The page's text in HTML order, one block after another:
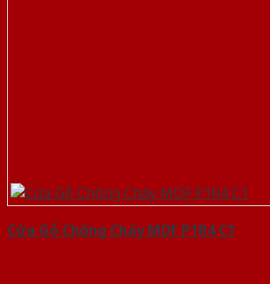
Cửa Gỗ Chống Cháy MDF P1R4 C1